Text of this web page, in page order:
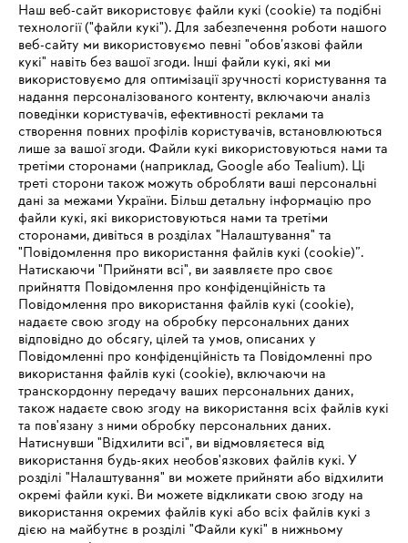
Політика конфіденційності Вихідні дані Cookies
Юридична інформація
ТОВ Андреас Штіль
вул. Антонова, 10
с. Чайки
Київська обл., 08135
IHR BROWSER WIRD NICHT
UNTERSTÜTZT
Наш веб-сайт використовує файли кукі (cookie) та подібні
технології ("файли кукі"). Для забезпечення роботи нашого
веб-сайту ми використовуємо певні "обов’язкові файли
кукі" навіть без вашої згоди. Інші файли кукі, які ми
використовуємо для оптимізації зручності користування та
надання персоналізованого контенту, включаючи аналіз
поведінки користувачів, ефективності реклами та
створення повних профілів користувачів, встановлюються
лише за вашої згоди. Файли кукі використовуються нами та
третіми сторонами (наприклад, Google або Tealium). Ці
треті сторони також можуть обробляти ваші персональні
дані за межами України. Більш детальну інформацію про
файли кукі, які використовуються нами та третіми
сторонами, дивіться в розділах "Налаштування" та
"Повідомлення про використання файлів кукі (cookie)”.
Натискаючи "Прийняти всі", ви заявляєте про своє
прийняття Повідомлення про конфіденційність та
Повідомлення про використання файлів кукі (cookie),
надаєте свою згоду на обробку персональних даних
відповідно до обсягу, цілей та умов, описаних у
Повідомленні про конфіденційність та Повідомленні про
використання файлів кукі (cookie), включаючи на
транскордонну передачу ваших персональних даних,
також надаєте свою згоду на використання всіх файлів кукі
та пов'язану з ними обробку персональних даних.
Натиснувши "Відхилити всі", ви відмовляєтеся від
використання будь-яких необов'язкових файлів кукі. У
розділі "Налаштування" ви можете прийняти або відхилити
окремі файли кукі. Ви можете відкликати свою згоду на
використання окремих файлів кукі або всіх файлів кукі з
дією на майбутнє в розділі "Файли кукі" в нижньому